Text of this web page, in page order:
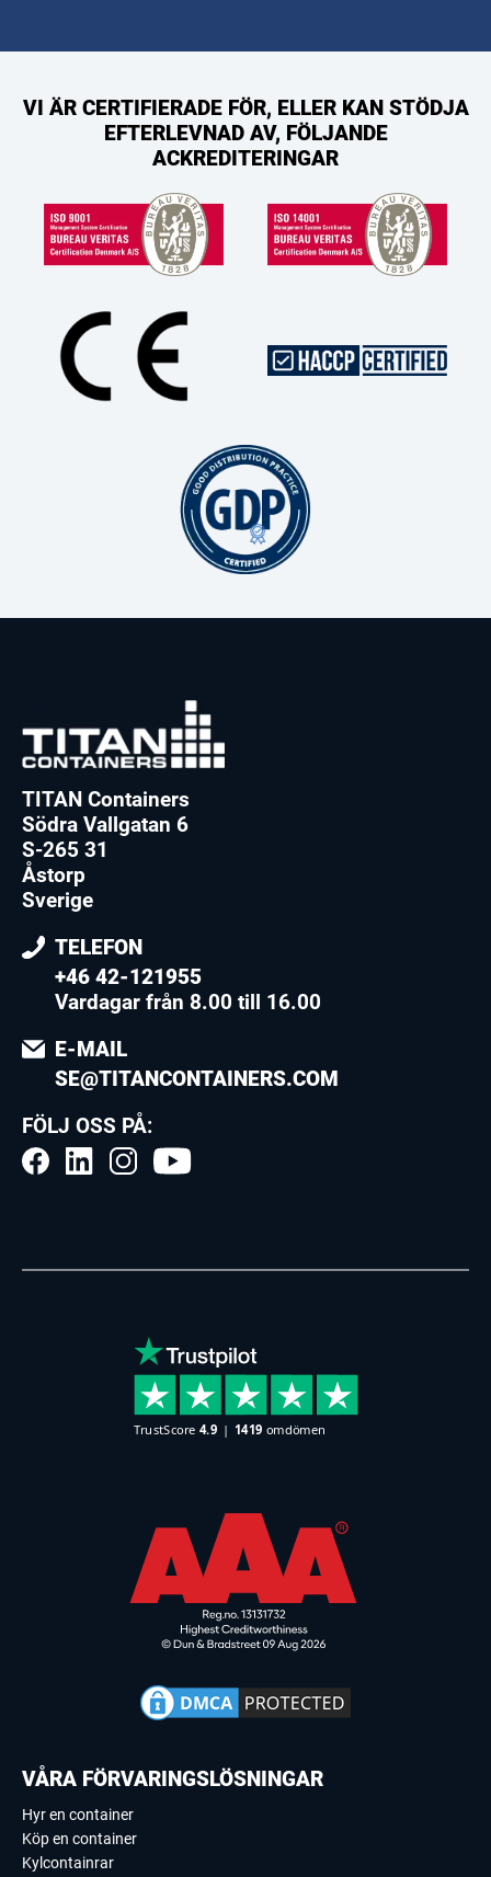
VI ÄR CERTIFIERADE FÖR, ELLER KAN STÖDJA
EFTERLEVNAD AV, FÖLJANDE
ACKREDITERINGAR
TITAN Containers
Södra Vallgatan 6
S-265 31
Åstorp
Sverige
TELEFON
+46 42-121955
Vardagar från 8.00 till 16.00
E-MAIL
SE@TITANCONTAINERS.COM
FÖLJ OSS PÅ:
VÅRA FÖRVARINGSLÖSNINGAR
Hyr en container
Köp en container
Kylcontainrar